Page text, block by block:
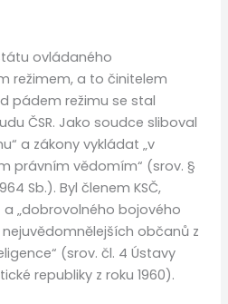
ovládaného
režimem, a to činitelem
pádem režimu se stal
ČSR. Jako soudce sliboval
a zákony vykládat „v
právním vědomím“ (srov. §
Sb.). Byl členem KSČ,
a „dobrovolného bojového
občanů z
(srov. čl. 4 Ústavy
republiky z roku 1960).